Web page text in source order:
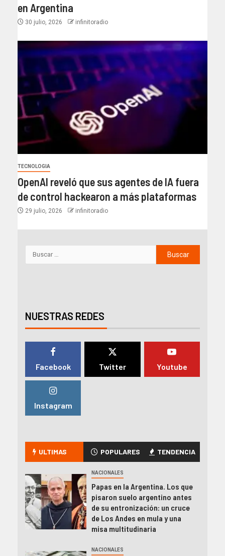
en Argentina
30 julio, 2026 infinitoradio
TECNOLOGIA
OpenAI reveló que sus agentes de IA fuera
de control hackearon a más plataformas
29 julio, 2026 infinitoradio
NUESTRAS REDES
Facebook Twitter Youtube
Instagram
ULTIMAS POPULARES TENDENCIA
NACIONALES
Papas en la Argentina. Los que
pisaron suelo argentino antes
de su entronización: un cruce
de Los Andes en mula y una
misa multitudinaria
NACIONALES